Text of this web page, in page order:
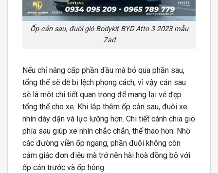
Ốp cản sau, đuôi gió Bodykit BYD Atto 3 2023 mẫu
Zad
Nếu chỉ nâng cấp phần đầu mà bỏ qua phần sau,
tổng thể sẽ dễ bị lệch phong cách, vì vậy cản sau
sẽ là một chi tiết quan trọng để mang lại vẻ đẹp
tổng thể cho xe. Khi lắp thêm ốp cản sau, đuôi xe
nhìn dày dặn và lực lưỡng hơn. Chi tiết cánh chia gió
phía sau giúp xe nhìn chắc chắn, thể thao hơn. Nhờ
các đường viền ốp ngang, phần đuôi không còn
cảm giác đơn điệu mà trở nên hài hoà đồng bộ với
ốp cản trước và ốp hông.